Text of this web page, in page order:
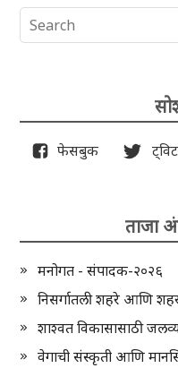
फेसबुक
ताजा
मनोगत - संपादक-२०२६
निसर्गातली शहरे आणि
शाश्वत विकासासाठी
वेगाची संस्कृती आणि